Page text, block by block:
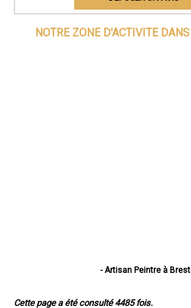
NOTRE ZONE D'ACTIVITE DANS
- Artisan Peintre à Brest
Cette page a été consulté 4485 fois.